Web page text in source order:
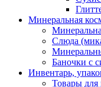
Минеральная
Слюда
Баночки с
Инвентарь,
Товары для